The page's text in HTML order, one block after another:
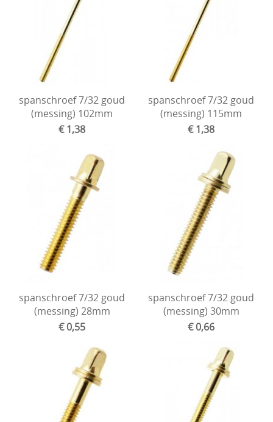
Drumstokken
Drum toebehoren
Accesoires
Percussie
Tweedehands drumstellen
spanschroef 7/32 goud
(messing) 102mm
€ 1,38
spanschroef 7/32 goud
(messing) 115mm
€ 1,38
spanschroef 7/32 goud
(messing) 28mm
€ 0,55
spanschroef 7/32 goud
(messing) 30mm
€ 0,66